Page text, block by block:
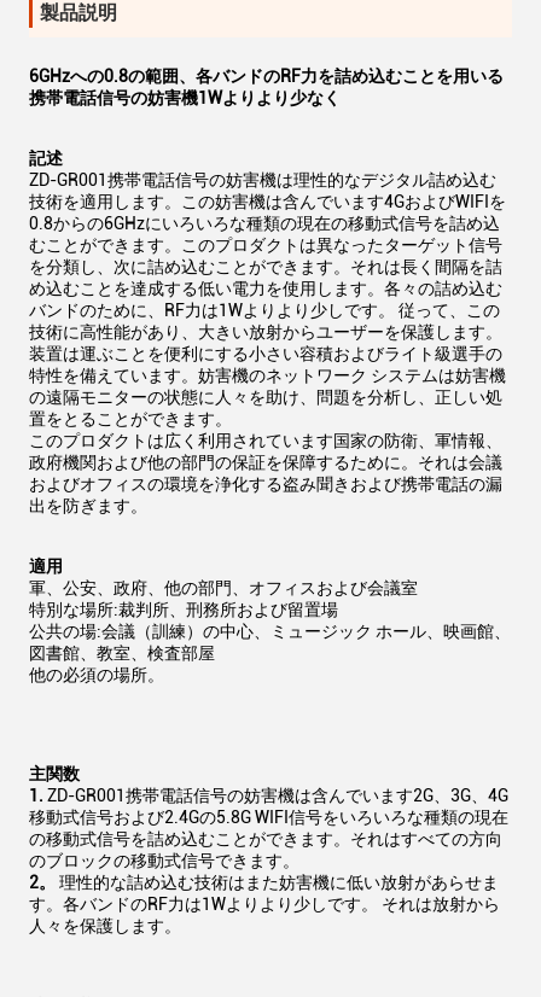
製品説明
6GHzへの0.8の範囲、各バンドのRF力を詰め込むことを用いる
携帯電話信号の妨害機1Wよりより少なく
記述
ZD-GR001携帯電話信号の妨害機は理性的なデジタル詰め込む
技術を適用します。この妨害機は含んでいます4GおよびWIFIを
0.8からの6GHzにいろいろな種類の現在の移動式信号を詰め込
むことができます。このプロダクトは異なったターゲット信号
を分類し、次に詰め込むことができます。それは長く間隔を詰
め込むことを達成する低い電力を使用します。各々の詰め込む
バンドのために、RF力は1Wよりより少しです。 従って、この
技術に高性能があり、大きい放射からユーザーを保護します。
装置は運ぶことを便利にする小さい容積およびライト級選手の
特性を備えています。妨害機のネットワーク システムは妨害機
の遠隔モニターの状態に人々を助け、問題を分析し、正しい処
置をとることができます。
このプロダクトは広く利用されています国家の防衛、軍情報、
政府機関および他の部門の保証を保障するために。それは会議
およびオフィスの環境を浄化する盗み聞きおよび携帯電話の漏
出を防ぎます。
適用
軍、公安、政府、他の部門、オフィスおよび会議室
特別な場所:裁判所、刑務所および留置場
公共の場:会議（訓練）の中心、ミュージック ホール、映画館、
図書館、教室、検査部屋
他の必須の場所。
主関数
1. ZD-GR001携帯電話信号の妨害機は含んでいます2G、3G、4G
移動式信号および2.4Gの5.8G WIFI信号をいろいろな種類の現在
の移動式信号を詰め込むことができます。それはすべての方向
のブロックの移動式信号できます。
2。 理性的な詰め込む技術はまた妨害機に低い放射があらせま
す。各バンドのRF力は1Wよりより少しです。 それは放射から
人々を保護します。